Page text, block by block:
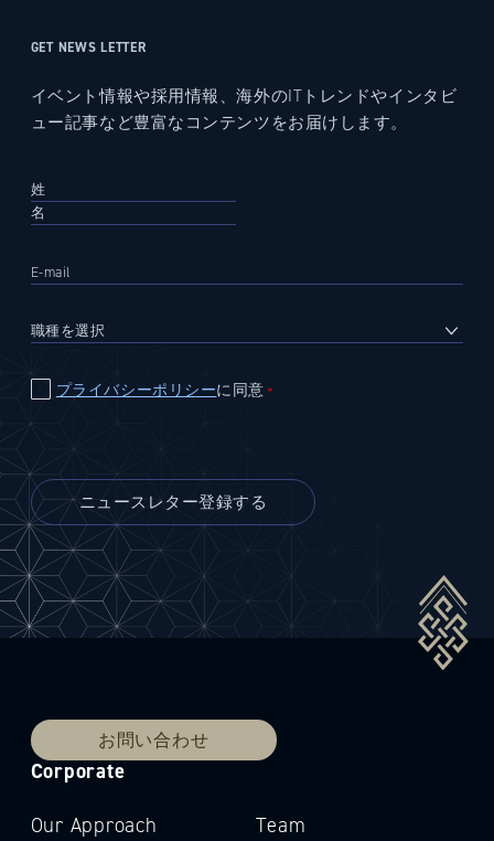
GET NEWS LETTER
イベント情報や採用情報、海外のITトレンドやインタビ
ュー記事など豊富なコンテンツをお届けします。
プライバシーポリシーに同意 ＊
お問い合わせ
Corporate
Our Approach Team